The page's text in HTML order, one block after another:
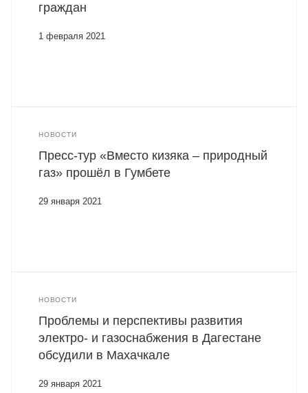
граждан
1 февраля 2021
НОВОСТИ
Пресс-тур «Вместо кизяка – природный
газ» прошёл в Гумбете
29 января 2021
НОВОСТИ
Проблемы и перспективы развития
электро- и газоснабжения в Дагестане
обсудили в Махачкале
29 января 2021